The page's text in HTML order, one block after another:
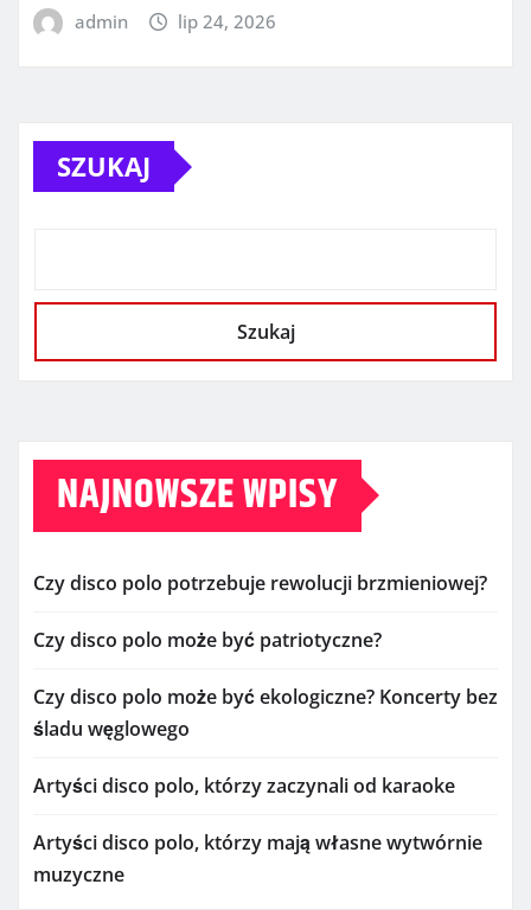
admin lip 24, 2026
SZUKAJ
Szukaj
NAJNOWSZE WPISY
Czy disco polo potrzebuje rewolucji brzmieniowej?
Czy disco polo może być patriotyczne?
Czy disco polo może być ekologiczne? Koncerty bez
śladu węglowego
Artyści disco polo, którzy zaczynali od karaoke
Artyści disco polo, którzy mają własne wytwórnie
muzyczne